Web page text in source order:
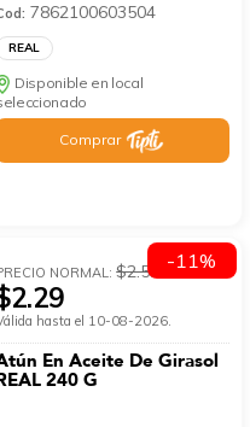
7862100603504
REAL
Disponible en local
Comprar
NORMAL:$2.57
hasta el 10-08-2026.
En Aceite De Girasol
REAL 240 G
-11%